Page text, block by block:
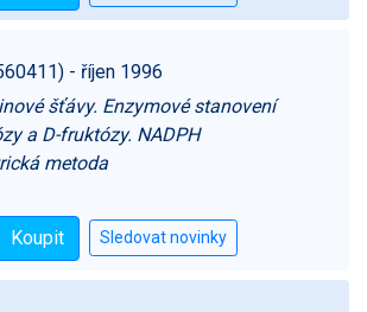
- říjen 1996
šťávy. Enzymové stanovení
a D-fruktózy. NADPH
metoda